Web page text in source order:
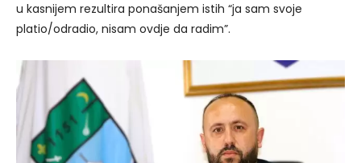
u kasnijem rezultira ponašanjem istih “ja sam svoje
platio/odradio, nisam ovdje da radim”.